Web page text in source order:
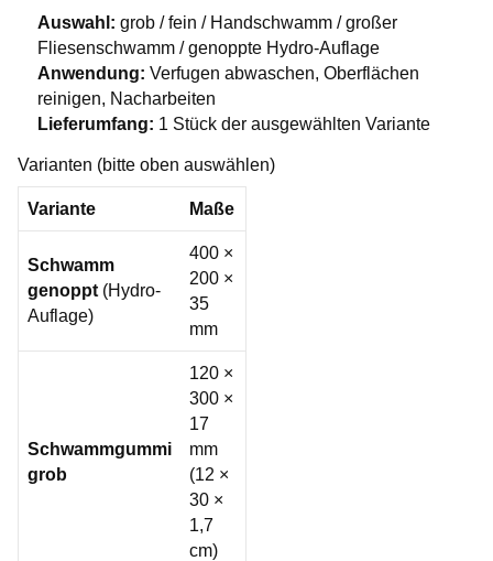
Auswahl: grob / fein / Handschwamm / großer
Fliesenschwamm / genoppte Hydro-Auflage
Anwendung: Verfugen abwaschen, Oberflächen
reinigen, Nacharbeiten
Lieferumfang: 1 Stück der ausgewählten Variante
Varianten (bitte oben auswählen)
Variante Maße
Schwamm
genoppt (Hydro-
Auflage)
400 ×
200 ×
35
mm
Schwammgummi
grob
120 ×
300 ×
17
mm
(12 ×
30 ×
1,7
cm)